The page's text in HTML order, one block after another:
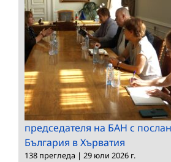
председателя на БАН с
България в Хърватия
138 прегледа | 29 юли 2026 г.